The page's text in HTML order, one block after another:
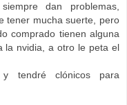
dan problemas,
tener mucha suerte, pero
comprado tienen alguna
la nvidia, a otro le peta el
tendré clónicos para